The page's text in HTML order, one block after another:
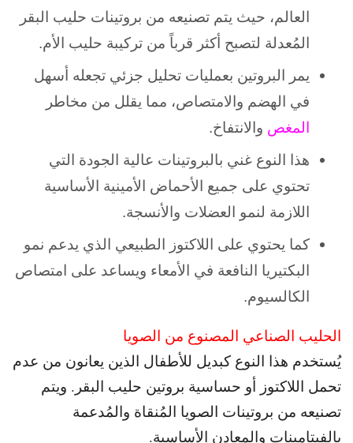
العالم، حيث يتم تصنيعه من بروتينات حليب البقر
المُعدلة لتصبح أكثر قرباً من تركيبة حليب الأم.
يمر البروتين بعمليات تحليل جزئي تجعله أسهل
في الهضم والامتصاص، مما يقلل من مخاطر
المغص والانتفاخ.
هذا النوع غني بالبروتينات عالية الجودة التي
تحتوي على جميع الأحماض الأمينية الأساسية
اللازمة لنمو العضلات والأنسجة.
كما يحتوي على اللاكتوز الطبيعي الذي يدعم نمو
البكتيريا النافعة في الأمعاء ويساعد على امتصاص
الكالسيوم.
الحليب الصناعي المصنوع من الصويا
يُستخدم هذا النوع كبديل للأطفال الذين يعانون من عدم
تحمل اللاكتوز أو حساسية بروتين حليب البقر. ويتم
تصنيعه من بروتينات الصويا المُنقاة والمُدعمة
بالفيتامينات والمعادن الأساسية.